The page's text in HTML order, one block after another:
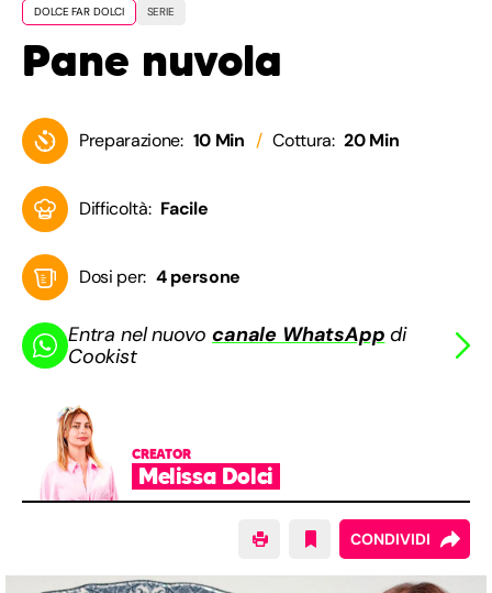
DOLCE FAR DOLCI SERIE
Pane nuvola
Preparazione: 10 Min Cottura: 20 Min
Difficoltà: Facile
Dosi per: 4 persone
Entra nel nuovocanale WhatsApp di
Cookist
CREATOR
Melissa Dolci
CONDIVIDI